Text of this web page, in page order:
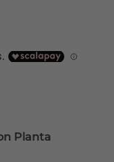
Planta